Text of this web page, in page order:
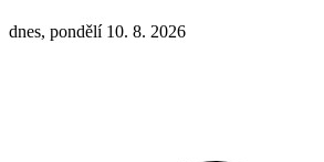
dnes, pondělí 10. 8. 2026